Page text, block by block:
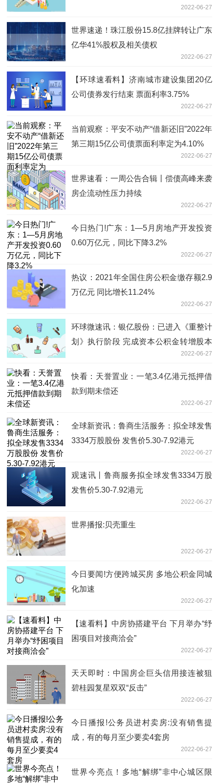
2022-06-27
世界速递！珠江股份15.8亿挂牌转让广东
亿华41%股权及相关债权
2022-06-27
【环球速看料】济南城市建设集团20亿
公司债券发行结束 票面利率3.75%
2022-06-27
当前观察：平安不动产“借新还旧”2022年
第三期15亿公司债票面利率定为4.10%
2022-06-27
世界速看：一周公告合辑丨偿债高峰来袭
房企流动性压力持续
2022-06-27
今日热门!广东：1—5月房地产开发投资
0.60万亿元，同比下降3.2%
2022-06-27
热议：2021年全国住房公积金缴存额2.9
万亿元 同比增长11.24%
2022-06-27
环球微速讯：银亿股份：已进入《重整计
划》执行阶段 完成资本公积金转增股本
2022-06-27
快看：天誉置业：一笔3.4亿港元抵押借
款到期未偿还
2022-06-27
全球新资讯：鲁商生活服务：拟全球发售
3334万股股份 发售价5.30-7.92港元
2022-06-27
观速讯丨鲁商服务拟全球发售3334万股
发售价5.30-7.92港元
2022-06-27
世界播报:贝壳重生
2022-06-27
今日要闻!方便跨城买房 多地公积金同城
化加速
2022-06-27
【速看料】中房协搭建平台 下月举办“纾
困项目对接商洽会”
2022-06-27
天天即时：中国房企巨头信用接连被狙
碧桂园复星双双“反击”
2022-06-27
今日播报!公务员进村卖房:没有销售提
成，有的每月至少要卖4套房
2022-06-27
世界今亮点！多地“解绑”非中心城区限